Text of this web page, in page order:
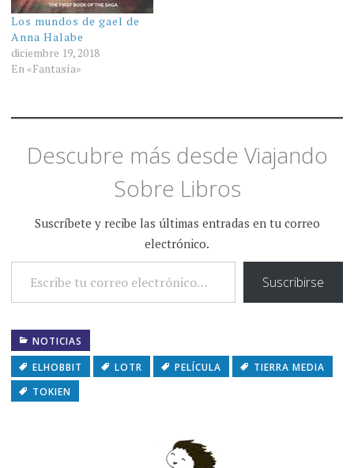
Los mundos de gael de
Anna Halabe
diciembre 19, 2018
En «Fantasía»
Descubre más desde Viajando
Sobre Libros
Suscríbete y recibe las últimas entradas en tu correo
electrónico.
ESCRIBE TU CORREO ELECTRÓNICO…
Suscribirse
NOTICIAS
ELHOBBIT
LOTR PELÍCULA
TIERRA MEDIA
TOKIEN